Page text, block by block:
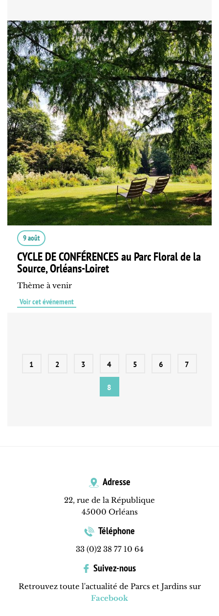
9 août
CYCLE DE CONFÉRENCES au Parc Floral de la
Source, Orléans-Loiret
Thème à venir
Voir cet événement
1 2 3 4 5 6 7
8
Adresse
22, rue de la République
45000 Orléans
Téléphone
33 (0)2 38 77 10 64
Suivez-nous
Retrouvez toute l'actualité de Parcs et Jardins sur
Facebook